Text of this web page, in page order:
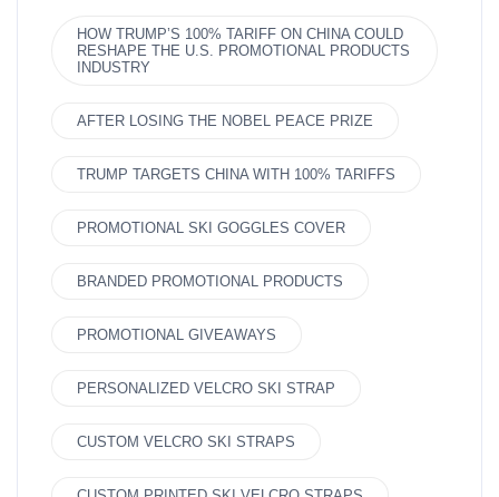
HOW TRUMP’S 100% TARIFF ON CHINA COULD
RESHAPE THE U.S. PROMOTIONAL PRODUCTS
INDUSTRY
AFTER LOSING THE NOBEL PEACE PRIZE
TRUMP TARGETS CHINA WITH 100% TARIFFS
PROMOTIONAL SKI GOGGLES COVER
BRANDED PROMOTIONAL PRODUCTS
PROMOTIONAL GIVEAWAYS
PERSONALIZED VELCRO SKI STRAP
CUSTOM VELCRO SKI STRAPS